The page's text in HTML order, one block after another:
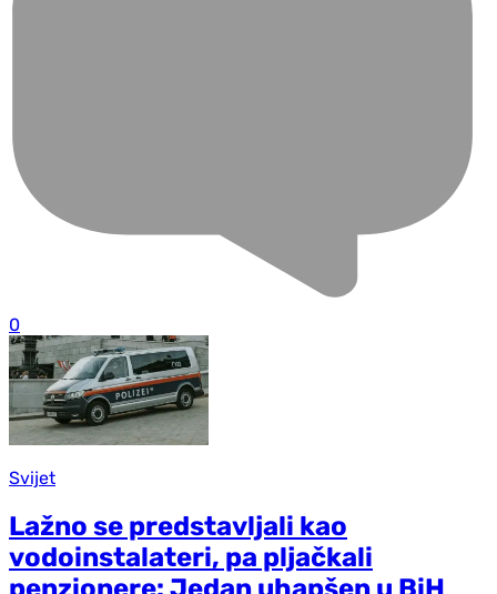
0
Svijet
Lažno se predstavljali kao
vodoinstalateri, pa pljačkali